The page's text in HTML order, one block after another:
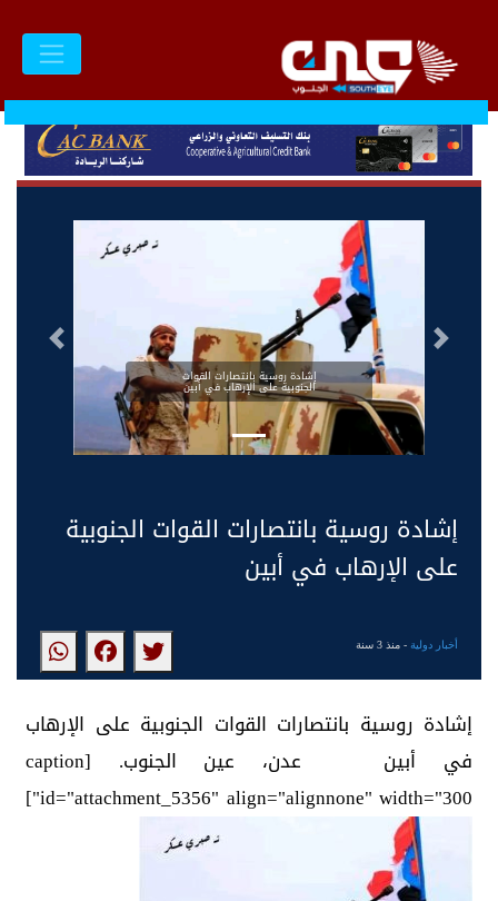
إشادة روسية بانتصارات القوات
الجنوبية على الإرهاب في أبين
التالى السابق
إشادة روسية بانتصارات القوات الجنوبية
على الإرهاب في أبين
أخبار دولية- منذ 3 سنة
إشادة روسية بانتصارات القوات الجنوبية على الإرهاب
في أبين عدن، عين الجنوب. [caption
id="attachment_5356" align="alignnone" width="300"]